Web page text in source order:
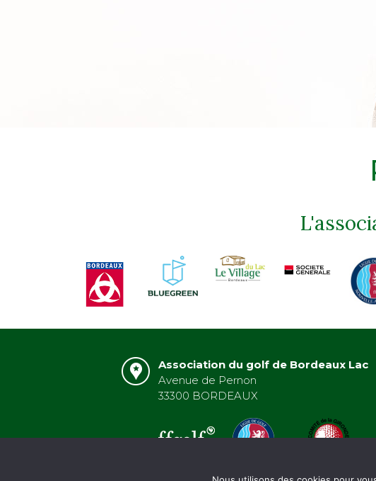
Association du golf de Bordeaux Lac
Avenue de Pernon
33300 BORDEAUX